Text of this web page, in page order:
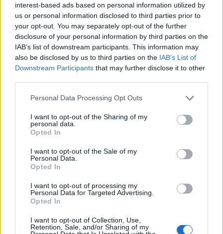
interest-based ads based on personal information utilized by
us or personal information disclosed to third parties prior to
your opt-out. You may separately opt-out of the further
disclosure of your personal information by third parties on the
IAB’s list of downstream participants. This information may
also be disclosed by us to third parties on the IAB’s List of
Downstream Participants that may further disclose it to other
Personal Data Processing Opt Outs
I want to opt-out of the Sharing of my
personal data.
Opted In
I want to opt-out of the Sale of my
Personal Data.
Opted In
I want to opt-out of processing my
Personal Data for Targeted Advertising.
Opted In
I want to opt-out of Collection, Use,
Retention, Sale, and/or Sharing of my
äldsta
Gunilla
4 år sedan
Så kul att Jacob äntligen ska ta körkort snart! Som vi
recept. Som en person som älskar korv och äter det
varje dag så är detta något för mig. Kram// Gunilla😊